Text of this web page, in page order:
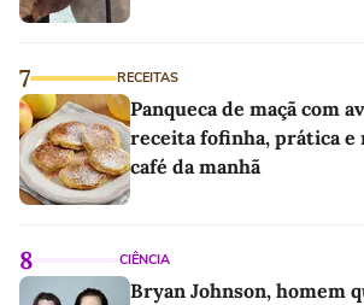
7 RECEITAS
Panqueca de maçã com
receita fofinha, prática
café da manhã
8 CIÊNCIA
Bryan Johnson, homem